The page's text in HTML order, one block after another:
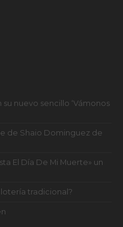
nuevo sencillo ‘Vámonos
de Shaio Dominguez de
El Día De Mi Muerte» un
tradicional?